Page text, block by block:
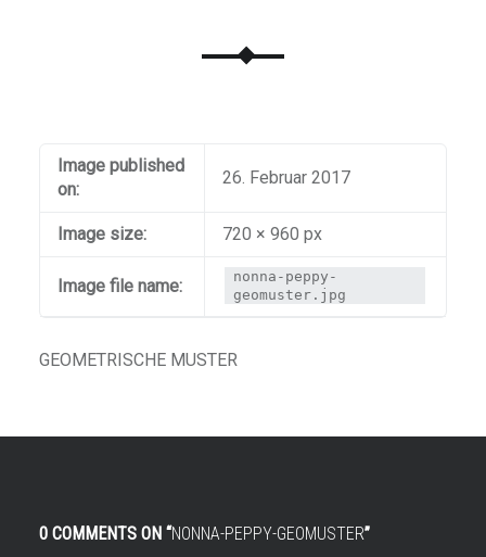
Image published
on:
26. Februar 2017
Image size: 720 × 960 px
Image file name:
nonna-peppy-
geomuster.jpg
GEOMETRISCHE MUSTER
0 COMMENTS ON “NONNA-PEPPY-GEOMUSTER”